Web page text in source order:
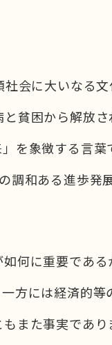
会に大いなる
貧困から解放
を象徴する言
調和ある進歩発
何に重要であ
方には経済的等
また事実であ